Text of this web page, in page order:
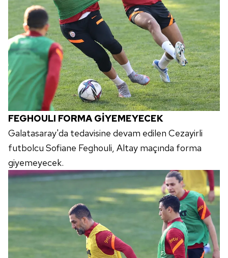
FEGHOULI FORMA GİYEMEYECEK
Galatasaray'da tedavisine devam edilen Cezayirli
futbolcu Sofiane Feghouli, Altay maçında forma
giyemeyecek.